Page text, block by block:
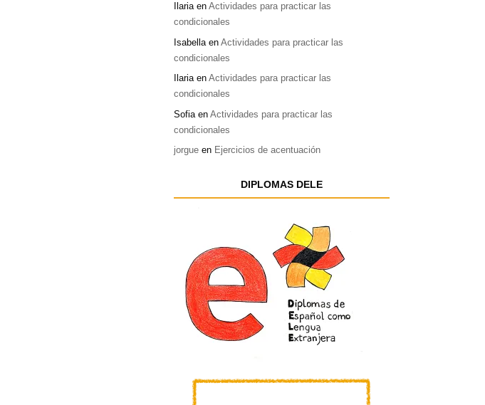
IlariaenActividades para practicar las
condicionales
Isabella enActividades para practicar las
condicionales
IlariaenActividades para practicar las
condicionales
Sofia enActividades para practicar las
condicionales
jorgue en Ejercicios de acentuación
DIPLOMAS DELE